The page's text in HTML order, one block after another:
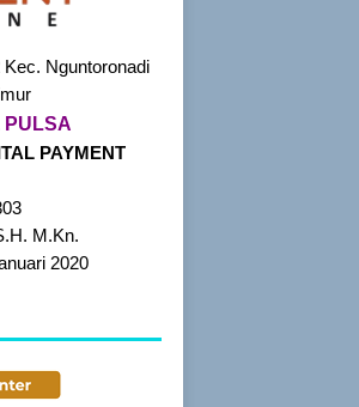
Kec. Nguntoronadi
PULSA
PAYMENT
M.Kn.
2020